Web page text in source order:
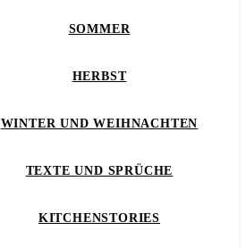
SOMMER
HERBST
WINTER UND WEIHNACHTEN
TEXTE UND SPRÜCHE
KITCHENSTORIES